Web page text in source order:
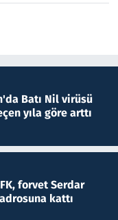
Batı Nil virüsü
yıla göre arttı
forvet Serdar
kattı